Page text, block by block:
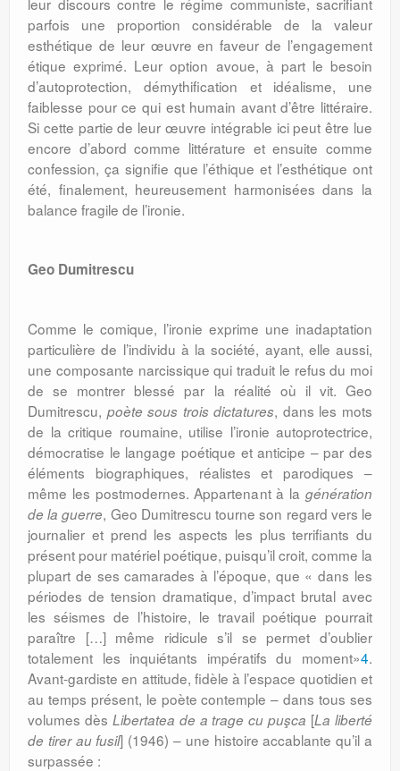
parfois une proportion considérable de la valeur
esthétique de leur œuvre en faveur de l’engagement
étique exprimé. Leur option avoue, à part le besoin
d’autoprotection, démythification et idéalisme, une
faiblesse pour ce qui est humain avant d’être littéraire.
Si cette partie de leur œuvre intégrable ici peut être lue
encore d’abord comme littérature et ensuite comme
confession, ça signifie que l’éthique et l’esthétique ont
été, finalement, heureusement harmonisées dans la
balance fragile de l’ironie.
Geo Dumitrescu
Comme le comique, l’ironie exprime une inadaptation
particulière de l’individu à la société, ayant, elle aussi,
une composante narcissique qui traduit le refus du moi
de se montrer blessé par la réalité où il vit. Geo
Dumitrescu, poète sous trois dictatures, dans les mots
de la critique roumaine, utilise l’ironie autoprotectrice,
démocratise le langage poétique et anticipe – par des
éléments biographiques, réalistes et parodiques –
même les postmodernes. Appartenant à la génération
de la guerre, Geo Dumitrescu tourne son regard vers le
journalier et prend les aspects les plus terrifiants du
présent pour matériel poétique, puisqu’il croit, comme la
plupart de ses camarades à l’époque, que « dans les
périodes de tension dramatique, d’impact brutal avec
les séismes de l’histoire, le travail poétique pourrait
paraître […] même ridicule s’il se permet d’oublier
totalement les inquiétants impératifs du moment»4.
Avant-gardiste en attitude, fidèle à l’espace quotidien et
au temps présent, le poète contemple – dans tous ses
volumes dès Libertatea de a trage cu puşca [La liberté
de tirer au fusil] (1946) – une histoire accablante qu’il a
surpassée :